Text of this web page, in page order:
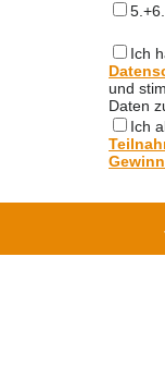
Ich
und
Daten
Ich